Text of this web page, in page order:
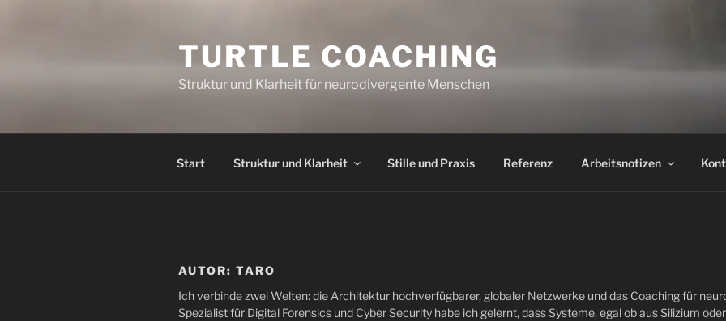
TURTLE COACHING
Struktur und Klarheit für neurodivergente Menschen
Start Struktur und Klarheit Stille und Praxis Referenz Arbeitsnotizen
AUTOR: TARO
Ich verbinde zwei Welten: die Architektur hochverfügbarer, globaler Netzwerke und das Coaching für
Spezialist für Digital Forensics und Cyber Security habe ich gelernt, dass Systeme, egal ob aus Silizium